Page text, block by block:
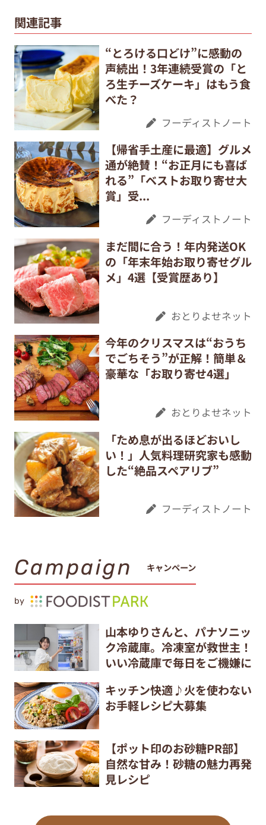
関連記事
“とろける口どけ”に感動の
声続出！3年連続受賞の「と
ろ生チーズケーキ」はもう食
べた？
フーディストノート
【帰省手土産に最適】グルメ
通が絶賛！“お正月にも喜ば
れる”「ベストお取り寄せ大
賞」受...
フーディストノート
まだ間に合う！年内発送OK
の「年末年始お取り寄せグル
メ」4選【受賞歴あり】
おとりよせネット
今年のクリスマスは“おうち
でごちそう”が正解！簡単＆
豪華な「お取り寄せ4選」
おとりよせネット
「ため息が出るほどおいし
い！」人気料理研究家も感動
した“絶品スペアリブ”
フーディストノート
Campaign キャンペーン
by
山本ゆりさんと、パナソニッ
ク冷蔵庫。冷凍室が救世主！
いい冷蔵庫で毎日をご機嫌に
キッチン快適♪火を使わない
お手軽レシピ大募集
【ポット印のお砂糖PR部】
自然な甘み！砂糖の魅力再発
見レシピ